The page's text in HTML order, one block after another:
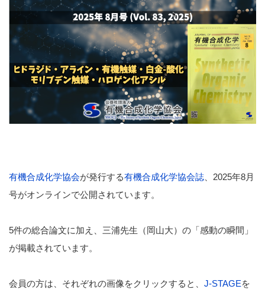
有機合成化学協会が発行する有機合成化学協会誌 、2025年8月
号がオンラインで公開されています。
5件の総合論文に加え、三浦先生（岡山大）の「感動の瞬間」
が掲載されています。
会員の方は、それぞれの画像をクリックすると、 J-STAGEを